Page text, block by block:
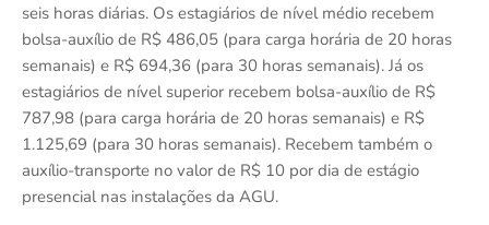
seis horas diárias. Os estagiários de nível médio recebem
bolsa-auxílio de R$ 486,05 (para carga horária de 20 horas
semanais) e R$ 694,36 (para 30 horas semanais). Já os
estagiários de nível superior recebem bolsa-auxílio de R$
787,98 (para carga horária de 20 horas semanais) e R$
1.125,69 (para 30 horas semanais). Recebem também o
auxílio-transporte no valor de R$ 10 por dia de estágio
presencial nas instalações da AGU.